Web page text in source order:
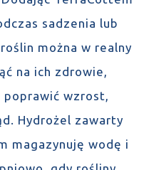
sadzenia lub
można w realny
na ich zdrowie,
poprawić wzrost,
Hydrożel zawarty
magazynuję wodę i